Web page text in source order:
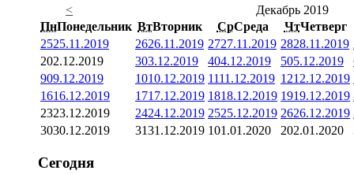
<
Декабрь 2019
ПнПонедельник ВтВторник СрСреда ЧтЧетверг
2525.11.2019 2626.11.2019 2727.11.2019 2828.11.2019
202.12.2019 303.12.2019 404.12.2019 505.12.2019
909.12.2019 1010.12.2019 1111.12.2019 1212.12.2019
1616.12.2019 1717.12.2019 1818.12.2019 1919.12.2019
2323.12.2019 2424.12.2019 2525.12.2019 2626.12.2019
3030.12.2019 3131.12.2019 101.01.2020 202.01.2020
Сегодня